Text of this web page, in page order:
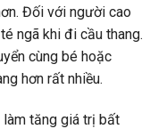
Đối với người cao
ngã khi đi cầu thang.
cùng bé hoặc
hơn rất nhiều.
làm tăng giá trị bất